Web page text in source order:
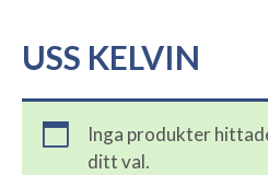
USS KELVIN
Inga produkter
ditt val.